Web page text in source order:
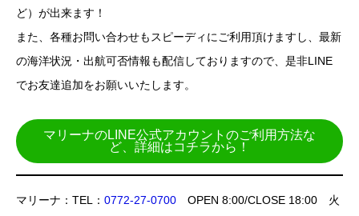
ど）が出来ます！
また、各種お問い合わせもスピーディにご利用頂けますし、最新
の海洋状況・出航可否情報も配信しておりますので、是非LINE
でお友達追加をお願いいたします。
マリーナのLINE公式アカウントのご利用方法な
ど、詳細はコチラから！
マリーナ：TEL： 0772-27-0700 OPEN 8:00/CLOSE 18:00 火